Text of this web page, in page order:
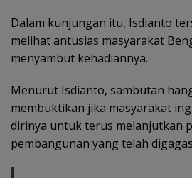
Dalam kunjungan itu, Isdianto
melihat antusias masyarakat
menyambut kehadiannya.
Menurut Isdianto, sambutan
membuktikan jika masyarakat
dirinya untuk terus melanjutkan
pembangunan yang telah